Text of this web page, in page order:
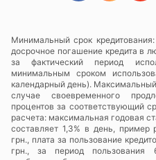
Минимальный срок
досрочное погашение кредита в
за фактический период
минимальным сроком
календарный день).
случае своевременного
процентов за соответствующий
расчета: максимальная годовая
составляет 1,3% в день,
грн., плата за пользование
грн., за период пользования